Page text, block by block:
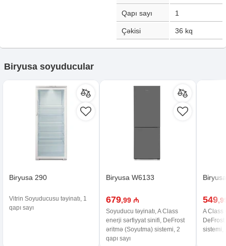
Qapı sayı 1
Çəkisi 36 kq
Biryusa soyuducular
Biryusa 290
Vitrin Soyuducusu təyinatı, 1
qapı sayı
Biryusa W6133
679,99 ₼
Soyuducu təyinatı, A Class
enerji sərfiyyat sinifi, DeFrost
əritmə (Soyutma) sistemi, 2
qapı sayı
549
A Class
sistemi,